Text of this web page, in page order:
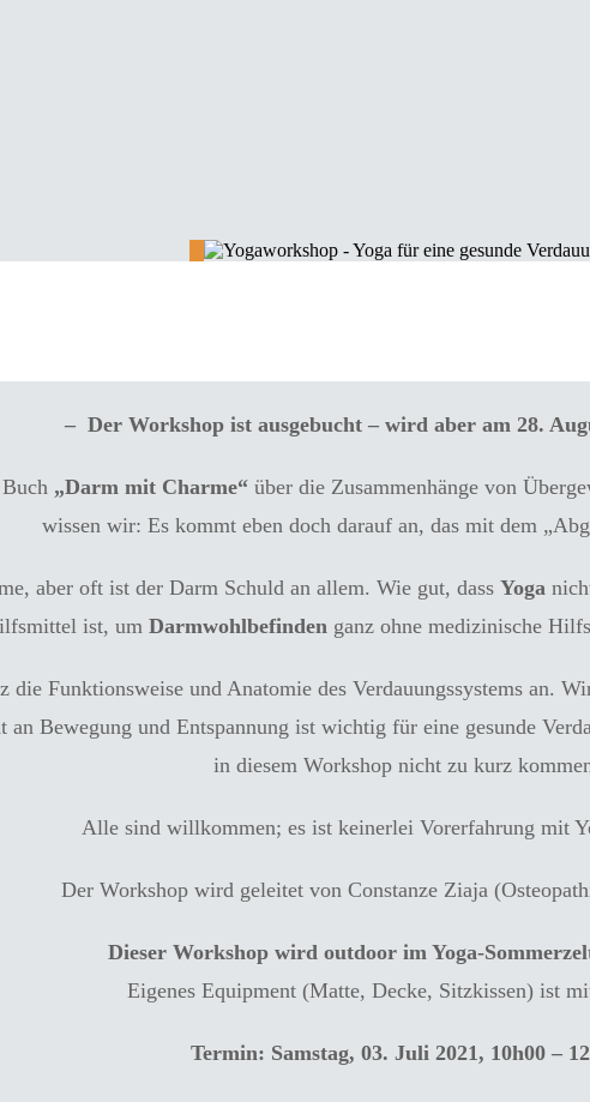
– Der Workshop ist ausgebucht – wird aber am 28.
„Darm mit Charme“ über die Zusammenhänge von
wissen wir: Es kommt eben doch darauf an, das mit dem
aber oft ist der Darm Schuld an allem. Wie gut, dass Yoga
ist, um Darmwohlbefindenganz ohne medizinische
die Funktionsweise und Anatomie des Verdauungssystems an.
Bewegung und Entspannung ist wichtig für eine gesunde
in diesem Workshop nicht zu kurz
Alle sind willkommen; es ist keinerlei Vorerfahrung mit
Der Workshop wird geleitet von Constanze Ziaja
Dieser Workshop wird outdoor im Yoga-
Eigenes Equipment (Matte, Decke, Sitzkissen) ist
Termin: Samstag, 03. Juli 2021, 10h00 –